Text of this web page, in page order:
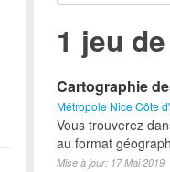
1 jeu
Cartographie
Métropole Nice Côte
Vous trouverez
au format
Mise à jour: 17 Mai 2019